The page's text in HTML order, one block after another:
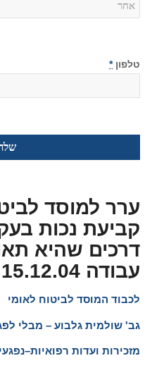
טלפון*
ערר למוסד
קביעת נכות
דרכים שהיא
עבודה 15.12.04
לכבוד המוסד לביטוח לאומי
גב' שולמית גלבוע – מבלי
מזכירות ועדות רפואיות–